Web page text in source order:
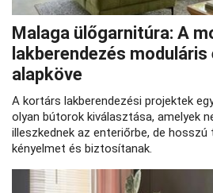
Malaga ülőgarnitúra: A
lakberendezés
alapköve
A kortárs lakberendezési projektek
olyan bútorok kiválasztása, amelyek
illeszkednek az enteriőrbe, de
kényelmet és biztosítanak.